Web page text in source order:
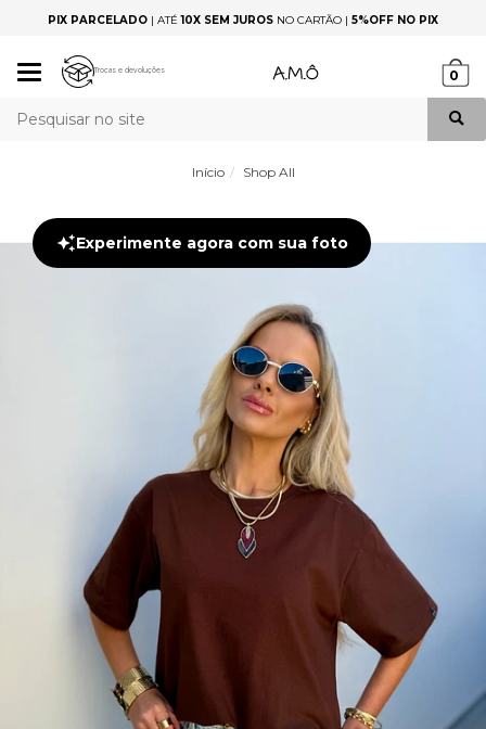
PIX PARCELADO | ATÉ 10X SEM JUROS NO CARTÃO | 5%OFF NO PIX
Mudar
Trocas e devoluções 0
Início Shop All
Experimente agora com sua foto